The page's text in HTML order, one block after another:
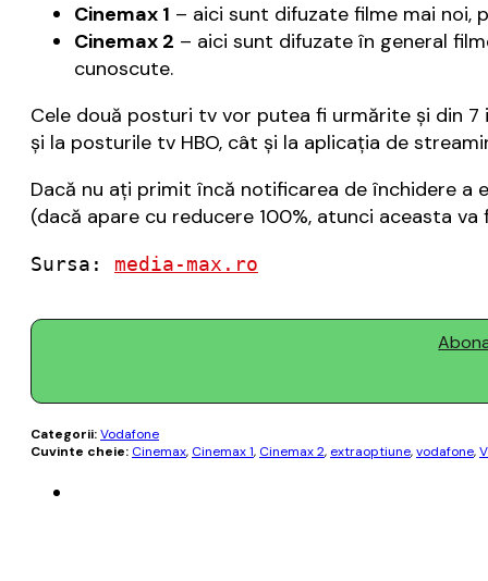
Cinemax 1 – aici sunt difuzate filme mai noi,
Cinemax 2 – aici sunt difuzate în general
cunoscute.
Cele două posturi tv vor putea fi urmărite şi din
şi la posturile tv HBO, cât şi la aplicaţia de
Dacă nu aţi primit încă notificarea de închidere
(dacă apare cu reducere 100%, atunci aceasta
Sursa: media-max.ro
Categorii:Vodafone
Cuvinte cheie: Cinemax, Cinemax 1, Cinemax 2, extraoptiune,vodafone,